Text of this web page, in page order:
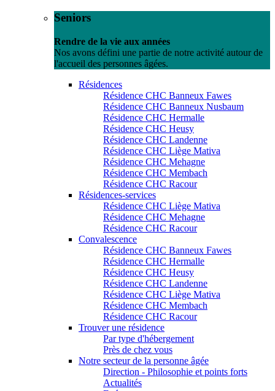
Seniors
Rendre de la vie aux années
Nos avons défini une partie de notre activité autour de
l'accueil des personnes âgées.
Résidences
Résidence CHC Banneux Fawes
Résidence CHC Banneux Nusbaum
Résidence CHC Hermalle
Résidence CHC Heusy
Résidence CHC Landenne
Résidence CHC Liège Mativa
Résidence CHC Mehagne
Résidence CHC Membach
Résidence CHC Racour
Résidences-services
Résidence CHC Liège Mativa
Résidence CHC Mehagne
Résidence CHC Racour
Convalescence
Résidence CHC Banneux Fawes
Résidence CHC Hermalle
Résidence CHC Heusy
Résidence CHC Landenne
Résidence CHC Liège Mativa
Résidence CHC Membach
Résidence CHC Racour
Trouver une résidence
Par type d'hébergement
Près de chez vous
Notre secteur de la personne âgée
Direction - Philosophie et points forts
Actualités